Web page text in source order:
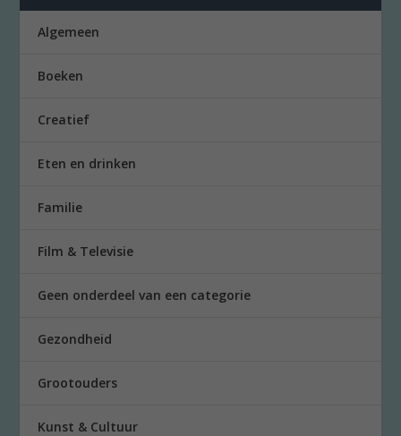
Algemeen
Boeken
Creatief
Eten en drinken
Familie
Film & Televisie
Geen onderdeel van een categorie
Gezondheid
Grootouders
Kunst & Cultuur